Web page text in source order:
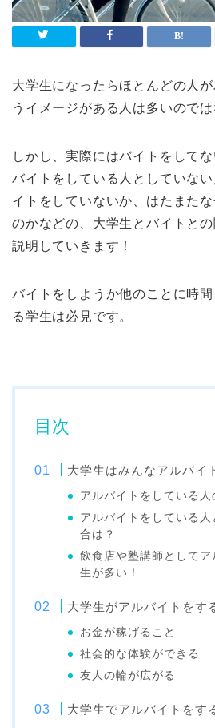
大学生になったらほとんどの人
うイメージがある人は多いのでは
しかし、実際にはバイトをしてな
バイトをしている人としていな
イトをしていないか、はたまた
のかなどの、大学生とバイトとの
説明していきます！
バイトをしようか他のことに時
る学生は必見です。
目次
大学生はみんなアルバイ
アルバイトをしている人
アルバイトをしている人
合は？
飲食店や塾講師として
生が多い！
大学生がアルバイトをす
お金が稼げること
社会的な体験ができる
友人の輪が広がる
大学生でアルバイトをす